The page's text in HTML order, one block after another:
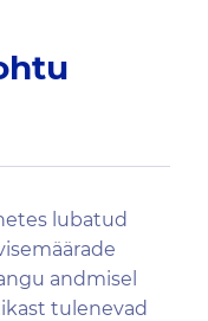
lubatud
andmisel
tulenevad